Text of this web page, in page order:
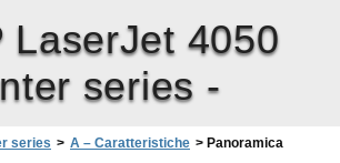
LaserJet 4050
series -
series > A – Caratteristiche > Panoramica